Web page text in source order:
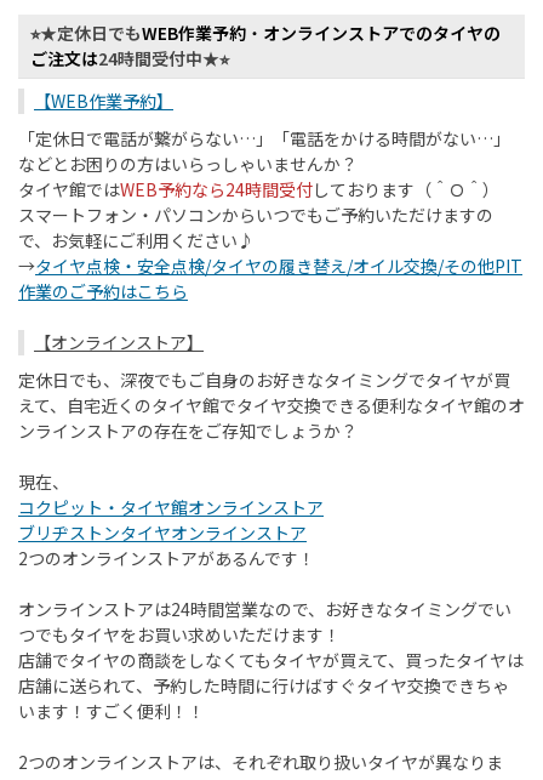
⭐︎★定休日でもWEB作業予約 ・ オンラインストアでのタイヤの
ご注文は24時間受付中★⭐︎
【WEB作業予約】
「定休日で電話が繋がらない…」「電話をかける時間がない…」
などとお困りの方はいらっしゃいませんか？
タイヤ館ではWEB予約なら24時間受付しております（＾Ｏ＾）
スマートフォン・パソコンからいつでもご予約いただけますの
で、お気軽にご利用ください♪
→タイヤ点検・安全点検/タイヤの履き替え/オイル交換/その他PIT
作業のご予約はこちら
【オンラインストア】
定休日でも、深夜でもご自身のお好きなタイミングでタイヤが買
えて、自宅近くのタイヤ館でタイヤ交換できる便利なタイヤ館のオ
ンラインストアの存在をご存知でしょうか？
現在、
コクピット・タイヤ館オンラインストア
ブリヂストンタイヤオンラインストア
2つのオンラインストアがあるんです！
オンラインストアは24時間営業なので、お好きなタイミングでい
つでもタイヤをお買い求めいただけます！
店舗でタイヤの商談をしなくてもタイヤが買えて、買ったタイヤは
店舗に送られて、予約した時間に行けばすぐタイヤ交換できちゃ
います！すごく便利！！
2つのオンラインストアは、それぞれ取り扱いタイヤが異なりま